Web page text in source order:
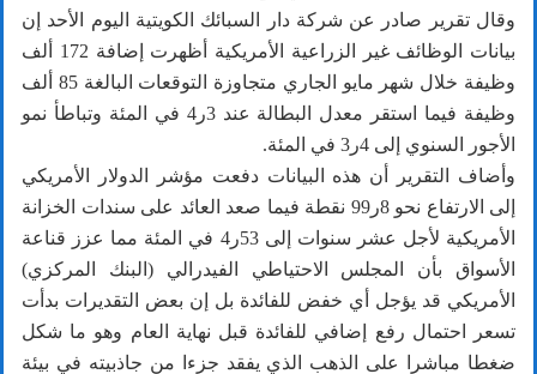
وقال تقرير صادر عن شركة دار السبائك الكويتية اليوم الأحد إن
بيانات الوظائف غير الزراعية الأمريكية أظهرت إضافة 172 ألف
وظيفة خلال شهر مايو الجاري متجاوزة التوقعات البالغة 85 ألف
وظيفة فيما استقر معدل البطالة عند 3ر4 في المئة وتباطأ نمو
الأجور السنوي إلى 4ر3 في المئة.
وأضاف التقرير أن هذه البيانات دفعت مؤشر الدولار الأمريكي
إلى الارتفاع نحو 8ر99 نقطة فيما صعد العائد على سندات الخزانة
الأمريكية لأجل عشر سنوات إلى 53ر4 في المئة مما عزز قناعة
الأسواق بأن المجلس الاحتياطي الفيدرالي (البنك المركزي)
الأمريكي قد يؤجل أي خفض للفائدة بل إن بعض التقديرات بدأت
تسعر احتمال رفع إضافي للفائدة قبل نهاية العام وهو ما شكل
ضغطا مباشرا على الذهب الذي يفقد جزءا من جاذبيته في بيئة